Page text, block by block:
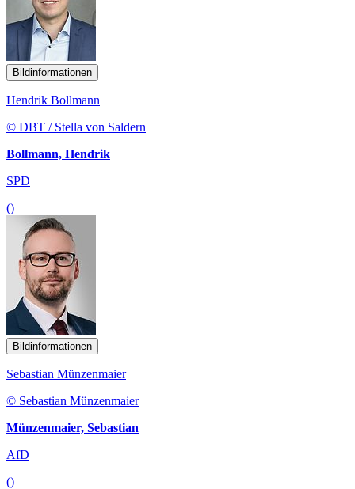
Bildinformationen
Hendrik Bollmann
© DBT / Stella von Saldern
Bollmann, Hendrik
SPD
()
Bildinformationen
Sebastian Münzenmaier
© Sebastian Münzenmaier
Münzenmaier, Sebastian
AfD
()